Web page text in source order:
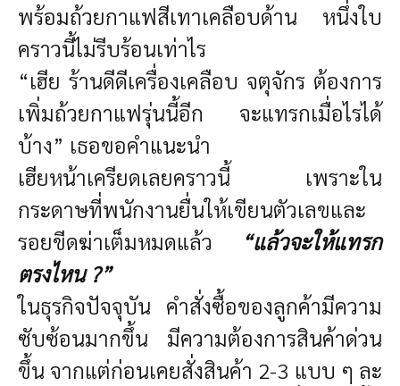
พร้อมถ้วยกาแฟสีเทาเคลือบด้าน หนึ่งใบ
คราวนี้ไม่รีบร้อนเท่าไร
“เฮีย ร้านดีดีเครื่องเคลือบ จตุจักร ต้องการ
เพิ่มถ้วยกาแฟรุ่นนี้อีก จะแทรกเมื่อไรได้
บ้าง” เธอขอคำแนะนำ
เฮียหน้าเครียดเลยคราวนี้ เพราะใน
กระดาษที่พนักงานยื่นให้เขียนตัวเลขและ
รอยขีดฆ่าเต็มหมดแล้ว
“แล้วจะให้แทรก
ตรงไหน ?”
ในธุรกิจปัจจุบัน คำสั่งซื้อของลูกค้ามีความ
ซับซ้อนมากขึ้น มีความต้องการสินค้าด่วน
ขึ้น จากแต่ก่อนเคยสั่งสินค้า 2-3 แบบ ๆ ละ